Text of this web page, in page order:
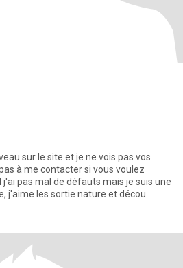
sur le site et je ne vois pas vos
à me contacter si vous voulez
pas mal de défauts mais je suis une
j'aime les sortie nature et décou